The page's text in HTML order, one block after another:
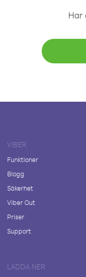
Har
VIBER
Funktioner
Blogg
Säkerhet
Viber Out
Priser
Support
LADDA NER